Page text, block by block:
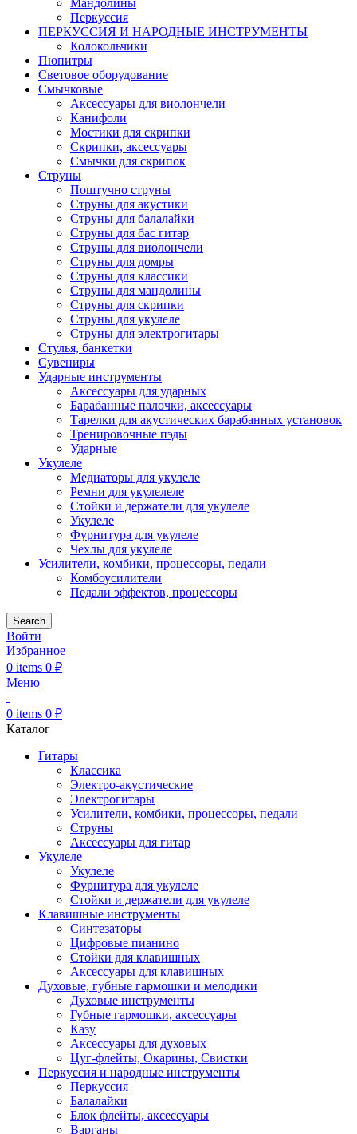
Мандолины
Перкуссия
ПЕРКУССИЯ И НАРОДНЫЕ ИНСТРУМЕНТЫ
Колокольчики
Пюпитры
Световое оборудование
Смычковые
Аксессуары для виолончели
Канифоли
Мостики для скрипки
Скрипки, аксессуары
Смычки для скрипок
Струны
Поштучно струны
Струны для акустики
Струны для балалайки
Струны для бас гитар
Струны для виолончели
Струны для домры
Струны для классики
Струны для мандолины
Струны для скрипки
Струны для укулеле
Струны для электрогитары
Стулья, банкетки
Сувениры
Ударные инструменты
Аксессуары для ударных
Барабанные палочки, аксессуары
Тарелки для акустических барабанных установок
Тренировочные пэды
Ударные
Укулеле
Медиаторы для укулеле
Ремни для укулелеле
Стойки и держатели для укулеле
Укулеле
Фурнитура для укулеле
Чехлы для укулеле
Усилители, комбики, процессоры, педали
Комбоусилители
Педали эффектов, процессоры
Search
Войти
Избранное
0 items 0 ₽
Меню
0 items 0 ₽
Каталог
Гитары
Классика
Электро-акустические
Электрогитары
Усилители, комбики, процессоры, педали
Струны
Аксессуары для гитар
Укулеле
Укулеле
Фурнитура для укулеле
Стойки и держатели для укулеле
Клавишные инструменты
Синтезаторы
Цифровые пианино
Стойки для клавишных
Аксессуары для клавишных
Духовые, губные гармошки и мелодики
Духовые инструменты
Губные гармошки, аксессуары
Казу
Аксессуары для духовых
Цуг-флейты, Окарины, Свистки
Перкуссия и народные инструменты
Перкуссия
Балалайки
Блок флейты, аксессуары
Варганы